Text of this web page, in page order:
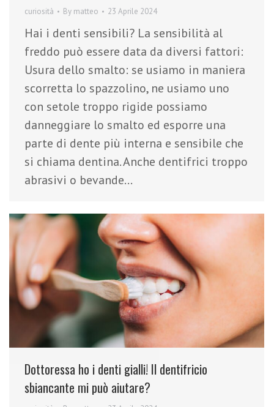
curiosità By matteo 23 Aprile 2024
Hai i denti sensibili? La sensibilità al
freddo può essere data da diversi fattori:
Usura dello smalto: se usiamo in maniera
scorretta lo spazzolino, ne usiamo uno
con setole troppo rigide possiamo
danneggiare lo smalto ed esporre una
parte di dente più interna e sensibile che
si chiama dentina. Anche dentifrici troppo
abrasivi o bevande…
Dottoressa ho i denti gialli! Il dentifricio
sbiancante mi può aiutare?